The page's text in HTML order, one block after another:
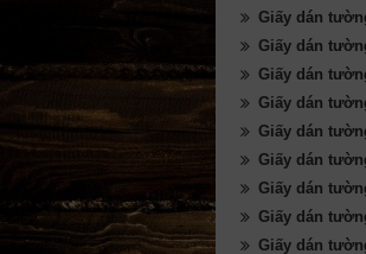
Giấy dán
Giấy dán
Giấy dán
Giấy dán
Giấy dán
Giấy dán
Giấy dán
Giấy dán
Giấy dán